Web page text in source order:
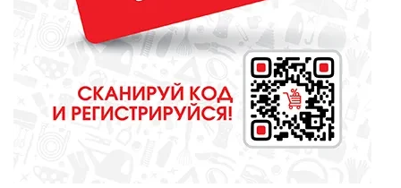
СПОРТ
полицейского